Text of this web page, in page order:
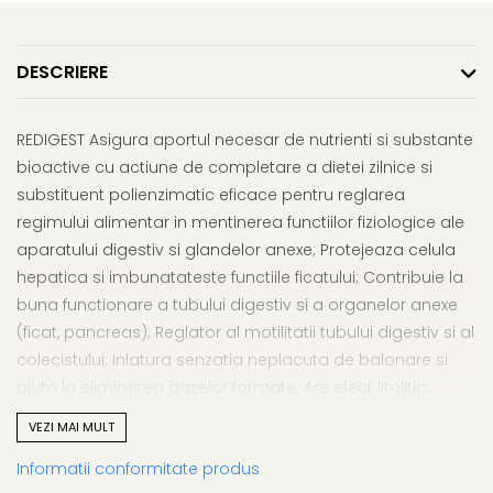
Raceala si gripa
Antitusive
Decongestionant nazal
Afectiuni urinare
Prostata
Infectii urinare
Antialergice
Durere si antiinflamatoare
Neuropatii
Antistres si anxietate
Sedative
Afectiuni oftalmologice
Afectiuni ORL
Afectiuni osteo-musculo-
articulare
Afectiuni respiratorii
Dureri in gat
Antitusive
Raceala si gripa
Decongestionant nazal
Infectii urinare
Prostata
Ingrijire la domiciliu
Orteze
Orteze cervicale
Orteze copii
Orteze mana
Orteze picior
Orteze spate, torace si abdomen
Plasturi
Recuperare
Tensiometre
Termometre
DESCRIERE
REDIGEST Asigura aportul necesar de nutrienti si substante
bioactive cu actiune de completare a dietei zilnice si
substituent polienzimatic eficace pentru reglarea
regimului alimentar in mentinerea functiilor fiziologice ale
aparatului digestiv si glandelor anexe; Protejeaza celula
hepatica si imbunatateste functiile ficatului; Contribuie la
buna functionare a tubului digestiv si a organelor anexe
(ficat, pancreas); Reglator al motilitatii tubului digestiv si al
colecistului; Inlatura senzatia neplacuta de balonare si
ajuta la eliminarea gazelor formate; Are efect litolitic,
impiedica formarea calculilor biliari si renoureterali;
Normalizeaza nivelul colesterolului si zaharului din sange;
Este un bun detoxifiant al organismului (favorizeaza
VEZI MAI MULT
Informatii conformitate produs